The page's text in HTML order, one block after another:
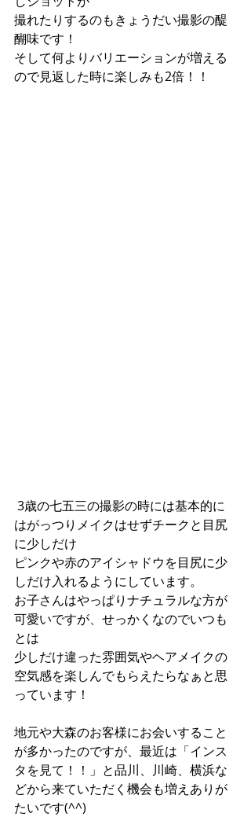
撮れたりするのもきょうだい撮影の醍
醐味です！
そして何よりバリエーションが増える
ので見返した時に楽しみも2倍！！
はがっつりメイクはせずチークと目尻
に少しだけ
ピンクや赤のアイシャドウを目尻に少
しだけ入れるようにしています。
お子さんはやっぱりナチュラルな方が
可愛いですが、せっかくなのでいつも
とは
少しだけ違った雰囲気やヘアメイクの
空気感を楽しんでもらえたらなぁと思
っています！
地元や大森のお客様にお会いすること
が多かったのですが、最近は「インス
タを見て！！」と品川、川崎、横浜な
どから来ていただく機会も増えありが
たいです(^^)